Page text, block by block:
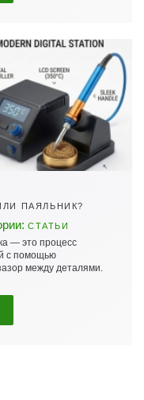
ПАЯЛЬНИК?
СТАТЬИ
— это процесс
с помощью
между деталями.